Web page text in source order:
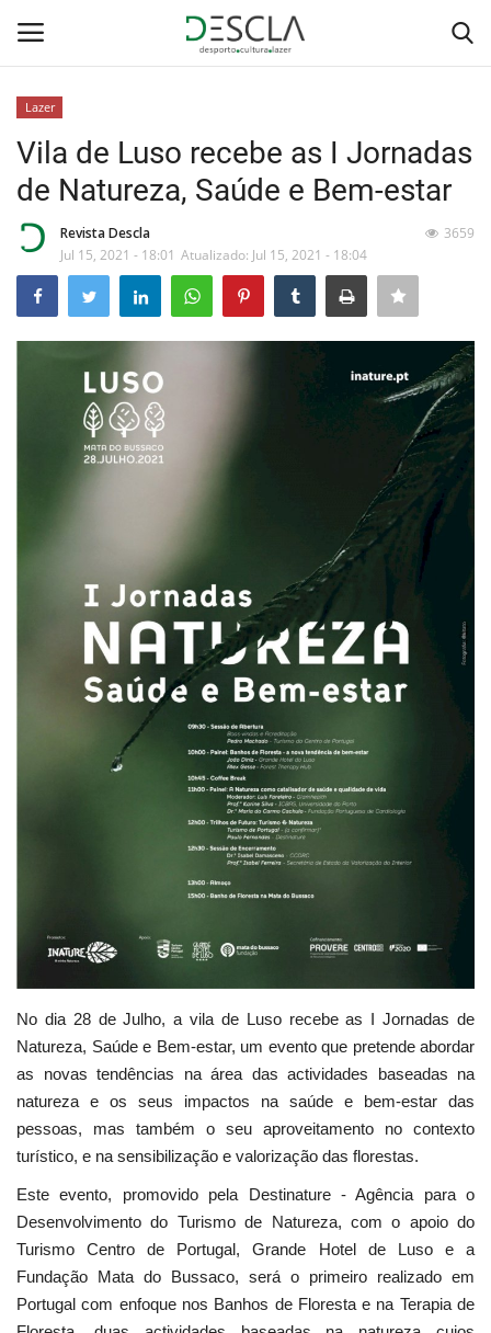
Home
...by Descla
Desporto
Sobre Nós
Ficha técnica
Lazer
Vila de Luso recebe as I Jornadas
de Natureza, Saúde e Bem-estar
Revista Descla
Jul 15, 2021 - 18:01 Atualizado: Jul 15, 2021 - 18:04
3659
No dia 28 de Julho, a vila de Luso recebe as I Jornadas de
Natureza, Saúde e Bem-estar, um evento que pretende abordar
as novas tendências na área das actividades baseadas na
natureza e os seus impactos na saúde e bem-estar das
pessoas, mas também o seu aproveitamento no contexto
turístico, e na sensibilização e valorização das florestas.
Este evento, promovido pela Destinature - Agência para o
Desenvolvimento do Turismo de Natureza, com o apoio do
Turismo Centro de Portugal, Grande Hotel de Luso e a
Fundação Mata do Bussaco, será o primeiro realizado em
Portugal com enfoque nos Banhos de Floresta e na Terapia de